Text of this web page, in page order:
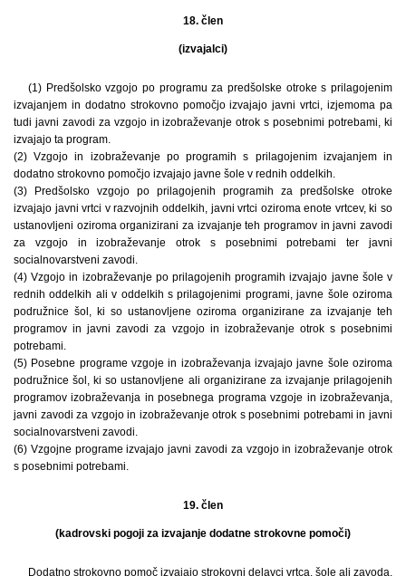
18. člen
(izvajalci)
(1) Predšolsko vzgojo po programu za predšolske otroke s prilagojenim
izvajanjem in dodatno strokovno pomočjo izvajajo javni vrtci, izjemoma pa
tudi javni zavodi za vzgojo in izobraževanje otrok s posebnimi potrebami, ki
izvajajo ta program.
(2) Vzgojo in izobraževanje po programih s prilagojenim izvajanjem in
dodatno strokovno pomočjo izvajajo javne šole v rednih oddelkih.
(3) Predšolsko vzgojo po prilagojenih programih za predšolske otroke
izvajajo javni vrtci v razvojnih oddelkih, javni vrtci oziroma enote vrtcev, ki so
ustanovljeni oziroma organizirani za izvajanje teh programov in javni zavodi
za vzgojo in izobraževanje otrok s posebnimi potrebami ter javni
socialnovarstveni zavodi.
(4) Vzgojo in izobraževanje po prilagojenih programih izvajajo javne šole v
rednih oddelkih ali v oddelkih s prilagojenimi programi, javne šole oziroma
podružnice šol, ki so ustanovljene oziroma organizirane za izvajanje teh
programov in javni zavodi za vzgojo in izobraževanje otrok s posebnimi
potrebami.
(5) Posebne programe vzgoje in izobraževanja izvajajo javne šole oziroma
podružnice šol, ki so ustanovljene ali organizirane za izvajanje prilagojenih
programov izobraževanja in posebnega programa vzgoje in izobraževanja,
javni zavodi za vzgojo in izobraževanje otrok s posebnimi potrebami in javni
socialnovarstveni zavodi.
(6) Vzgojne programe izvajajo javni zavodi za vzgojo in izobraževanje otrok
s posebnimi potrebami.
19. člen
(kadrovski pogoji za izvajanje dodatne strokovne pomoči)
Dodatno strokovno pomoč izvajajo strokovni delavci vrtca, šole ali zavoda,